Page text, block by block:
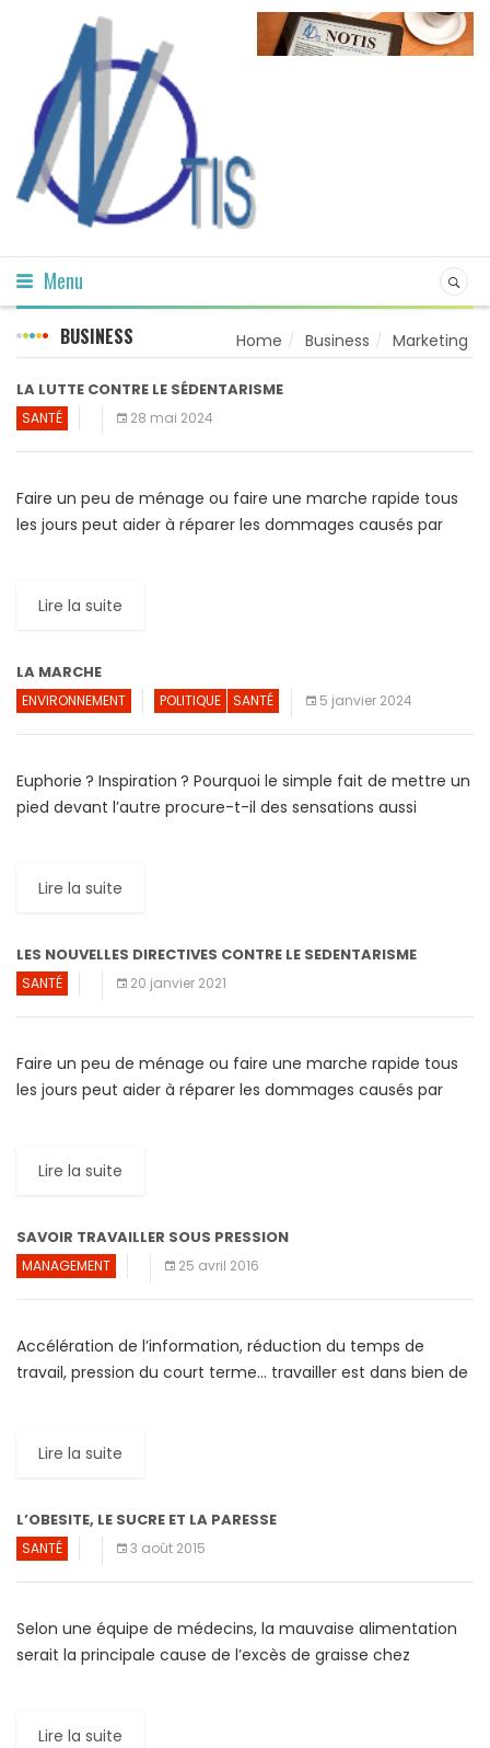
Menu
BUSINESS Home Business Marketing
LA LUTTE CONTRE LE SÉDENTARISME
SANTÉ 28 mai 2024
Faire un peu de ménage ou faire une marche rapide tous
les jours peut aider à réparer les dommages causés par
Lire la suite
LA MARCHE
ENVIRONNEMENT POLITIQUE SANTÉ 5 janvier 2024
Euphorie ? Inspiration ? Pourquoi le simple fait de mettre un
pied devant l’autre procure-t-il des sensations aussi
Lire la suite
LES NOUVELLES DIRECTIVES CONTRE LE SEDENTARISME
SANTÉ 20 janvier 2021
Faire un peu de ménage ou faire une marche rapide tous
les jours peut aider à réparer les dommages causés par
Lire la suite
SAVOIR TRAVAILLER SOUS PRESSION
MANAGEMENT 25 avril 2016
Accélération de l’information, réduction du temps de
travail, pression du court terme… travailler est dans bien de
Lire la suite
L’OBESITE, LE SUCRE ET LA PARESSE
SANTÉ 3 août 2015
Selon une équipe de médecins, la mauvaise alimentation
serait la principale cause de l’excès de graisse chez
Lire la suite